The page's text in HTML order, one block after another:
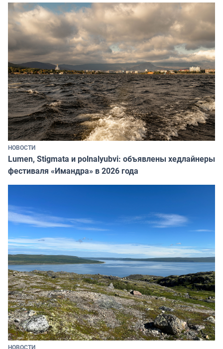
НОВОСТИ
Lumen, Stigmata и polnalyubvi: объявлены хедлайнеры
фестиваля «Имандра» в 2026 года
НОВОСТИ